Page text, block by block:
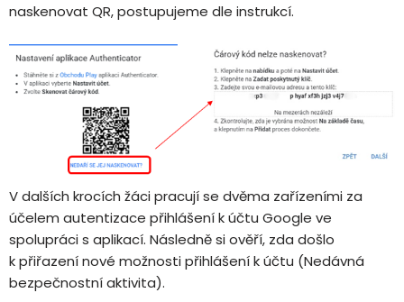
naskenovat QR, postupujeme dle instrukcí.
V dalších krocích žáci pracují se dvěma zařízeními za
účelem autentizace přihlášení k účtu Google ve
spolupráci s aplikací. Následně si ověří, zda došlo
k přiřazení nové možnosti přihlášení k účtu (Nedávná
bezpečnostní aktivita).